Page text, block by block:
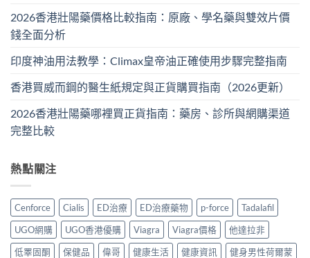
2026香港壯陽藥價格比較指南：原廠、學名藥與雙效片價
錢全面分析
印度神油用法教學：Climax皇帝油正確使用步驟完整指南
香港買威而鋼的醫生紙規定與正貨購買指南（2026更新）
2026香港壯陽藥哪裡買正貨指南：藥房、診所與網購渠道
完整比較
熱點關注
Cenforce Cialis ED治療 ED治療藥物 p-force
Tadalafil
UGO網購
UGO香港優購 Viagra Viagra價格
他達拉非
低睪固酮
保健品 偉哥 健康生活 健康資訊
健身男性荷爾蒙